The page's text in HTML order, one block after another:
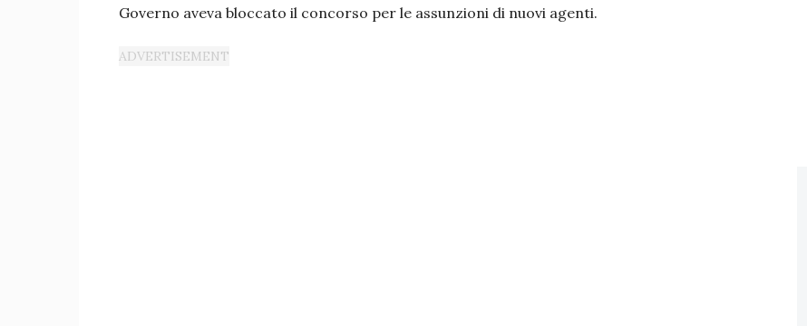
Governo aveva bloccato il concorso per le assunzioni di nuovi agenti.